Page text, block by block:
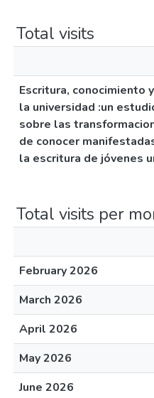
Total visits
Escritura, conocimiento
la universidad :un
sobre las
de conocer
la escritura de jóvenes
Total visits per
February 2026
March 2026
April 2026
May 2026
June 2026